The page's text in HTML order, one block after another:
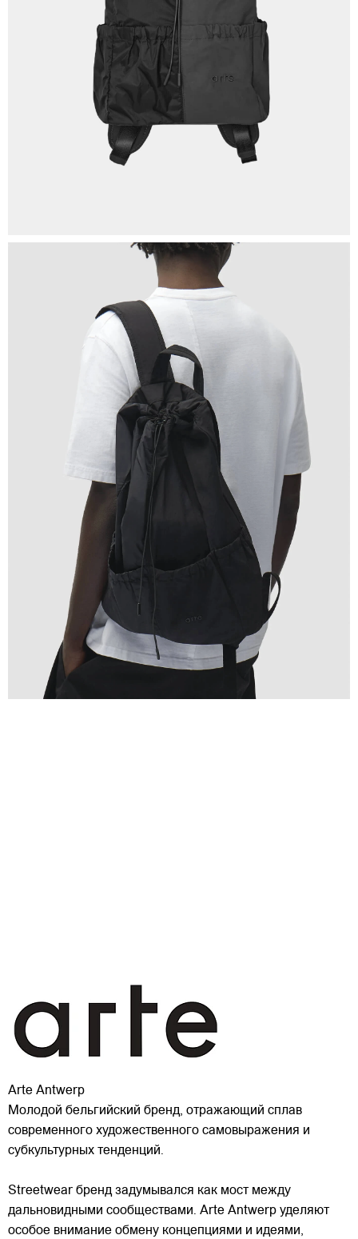
Arte Antwerp
Молодой бельгийский бренд, отражающий сплав
современного художественного самовыражения и
субкультурных тенденций.
Streetwear бренд задумывался как мост между
дальновидными сообществами. Arte Antwerp уделяют
особое внимание обмену концепциями и идеями,